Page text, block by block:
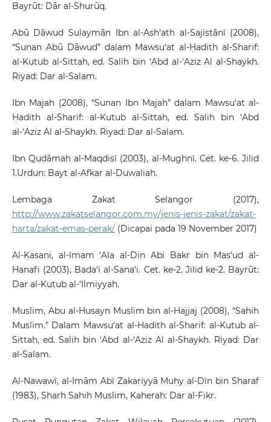
Bayrūt: Dār al-Shurūq.
Abū Dāwud Sulaymān Ibn al-Ash‘ath al-Sajistānī (2008),
“Sunan Abū Dāwud” dalam Mawsu‘at al-Ḥadith al-Sharif:
al-Kutub al-Sittah, ed. Salih bin ‘Abd al-‘Aziz Al al-Shaykh.
Riyad: Dar al-Salam.
Ibn Majah (2008), “Sunan Ibn Majah” dalam Mawsu‘at al-
Ḥadith al-Sharif: al-Kutub al-Sittah, ed. Salih bin ‘Abd
al-‘Aziz Al al-Shaykh. Riyad: Dar al-Salam.
Ibn Qudāmah al-Maqdisī (2003), al-Mughnī. Cet. ke-6. Jilid
1.Urdun: Bayt al-Afkar al-Duwaliah.
Lembaga Zakat Selangor (2017),
http://www.zakatselangor.com.my/jenis-jenis-zakat/zakat-
harta/zakat-emas-perak/(Dicapai pada 19 November 2017)
Al-Kasani, al-Imam ‘Ala al-Din Abi Bakr bin Mas‘ud al-
Hanafi (2003), Bada‘i al-Sana‘i. Cet. ke-2. Jilid ke-2. Bayrūt:
Dar al-Kutub al-‘Ilmiyyah.
Muslim, Abu al-Husayn Muslim bin al-Hajjaj (2008), “Sahih
Muslim.” Dalam Mawsu‘at al-Hadith al-Sharif: al-Kutub al-
Sittah, ed. Salih bin ‘Abd al-‘Aziz Al al-Shaykh. Riyad: Dar
al-Salam.
Al-Nawawī, al-Imām Abī Zakariyyā Muḥy al-Dīn bin Sharaf
(1983), Sharh Sahih Muslim, Kaherah: Dar al-Fikr.